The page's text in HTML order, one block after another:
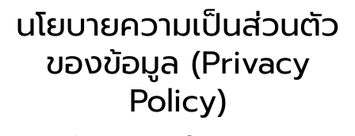
นโยบายความเป็นส่วนตัว
ของข้อมูล (Privacy
Policy)